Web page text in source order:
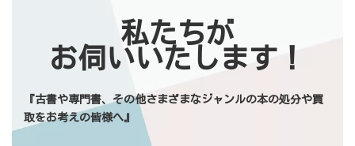
私たちが
お伺いいたします！
『古書や専門書、その他さまざまなジャンルの本の処分や買
取をお考えの皆様へ』